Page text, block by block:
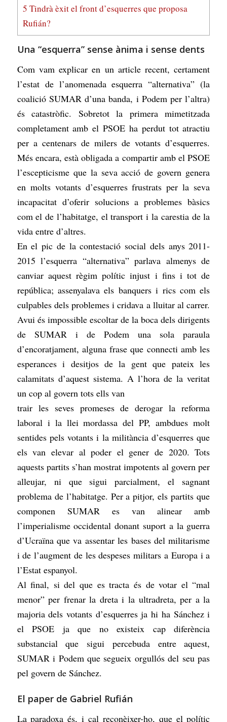
5 Tindrà èxit el front d’esquerres que proposa
Rufián?
Una “esquerra” sense ànima i sense dents
Com vam explicar en un article recent, certament
l’estat de l’anomenada esquerra “alternativa” (la
coalició SUMAR d’una banda, i Podem per l’altra)
és catastròfic. Sobretot la primera mimetitzada
completament amb el PSOE ha perdut tot atractiu
per a centenars de milers de votants d’esquerres.
Més encara, està obligada a compartir amb el PSOE
l’escepticisme que la seva acció de govern genera
en molts votants d’esquerres frustrats per la seva
incapacitat d’oferir solucions a problemes bàsics
com el de l’habitatge, el transport i la carestia de la
vida entre d’altres.
En el pic de la contestació social dels anys 2011-
2015 l’esquerra “alternativa” parlava almenys de
canviar aquest règim polític injust i fins i tot de
república; assenyalava els banquers i rics com els
culpables dels problemes i cridava a lluitar al carrer.
Avui és impossible escoltar de la boca dels dirigents
de SUMAR i de Podem una sola paraula
d’encoratjament, alguna frase que connecti amb les
esperances i desitjos de la gent que pateix les
calamitats d’aquest sistema. A l’hora de la veritat
un cop al govern tots ells van
trair les seves promeses de derogar la reforma
laboral i la llei mordassa del PP, ambdues molt
sentides pels votants i la militància d’esquerres que
els van elevar al poder el gener de 2020. Tots
aquests partits s’han mostrat impotents al govern per
alleujar, ni que sigui parcialment, el sagnant
problema de l’habitatge. Per a pitjor, els partits que
componen SUMAR es van alinear amb
l’imperialisme occidental donant suport a la guerra
d’Ucraïna que va assentar les bases del militarisme
i de l’augment de les despeses militars a Europa i a
l’Estat espanyol.
Al final, si del que es tracta és de votar el “mal
menor” per frenar la dreta i la ultradreta, per a la
majoria dels votants d’esquerres ja hi ha Sánchez i
el PSOE ja que no existeix cap diferència
substancial que sigui percebuda entre aquest,
SUMAR i Podem que segueix orgullós del seu pas
pel govern de Sánchez.
El paper de Gabriel Rufián
La paradoxa és, i cal reconèixer-ho, que el polític